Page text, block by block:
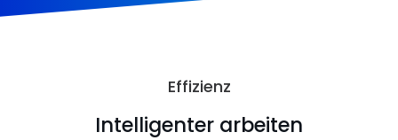
Effizienz
Intelligenter arbeiten